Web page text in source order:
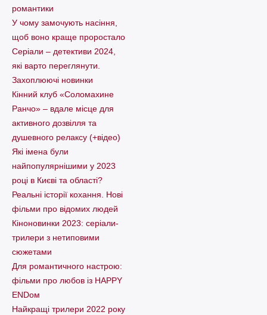
романтики
У чому замочують насіння,
щоб воно краще проростало
Серіали – детективи 2024,
які варто пеpеглянути.
Захоплюючі новинки
Кінний клуб «Соломахине
Ранчо» – вдале місце для
активного дозвілля та
душевного релаксу (+відео)
Які імена були
найпопулярнішими у 2023
році в Києві та області?
Реальні історії кохання. Нові
фільми про відомих людей
Кіноновинки 2023: серіали-
трилери з нетиповими
сюжетами
Для романтичного настрою:
фільми про любов із HAPPY
ENDом
Найкращі трилери 2022 року